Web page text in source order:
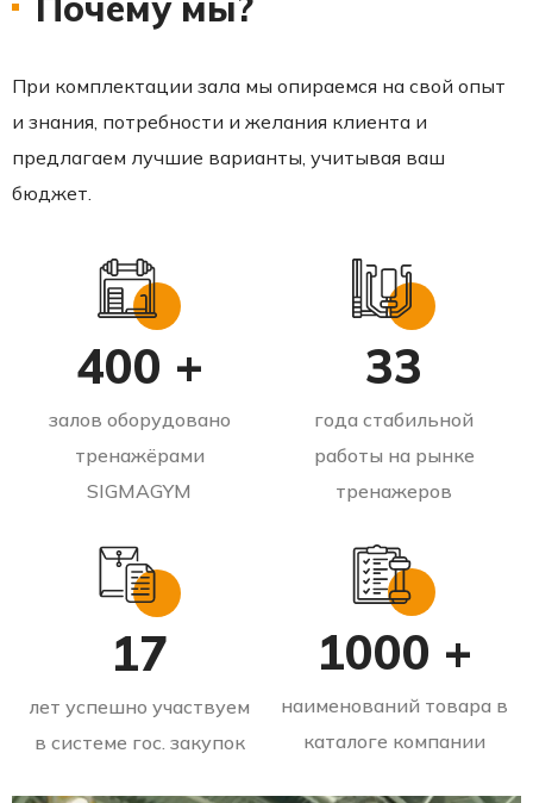
При комплектации зала мы опираемся на свой опыт
и знания, потребности и желания клиента и
предлагаем лучшие варианты, учитывая ваш
бюджет.
400 +
залов оборудовано
тренажёрами
SIGMAGYM
33
года стабильной
работы на рынке
тренажеров
17
лет успешно участвуем
в системе гос. закупок
1000 +
наименований товара в
каталоге компании